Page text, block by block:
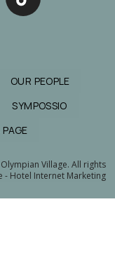
OUR PEOPLE
SYMPOSSIO
Village. All rights
- Hotel Internet Marketing